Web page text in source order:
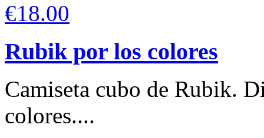
€18.00
Rubik por los colores
Camiseta cubo de Rubik.
colores....